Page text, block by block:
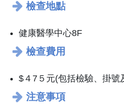
檢查地點
健康醫學中心8F
檢查費用
$４7５元(包括檢驗、掛號
注意事項